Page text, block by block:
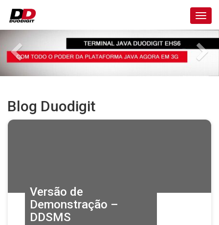
Blog Duodigit
Versão de
Demonstração –
DDSMS